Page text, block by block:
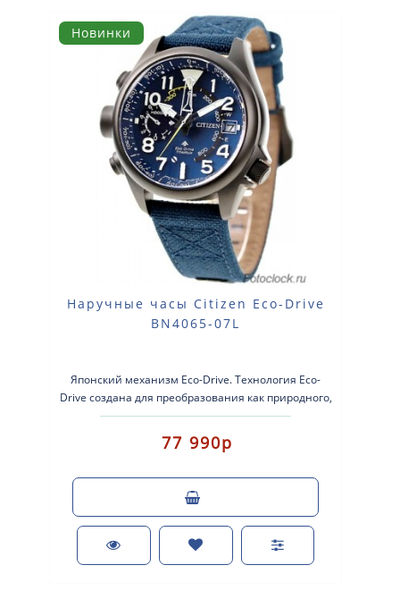
Новинки
Наручные часы Citizen Eco-Drive
BN4065-07L
Японский механизм Eco-Drive. Технология Eco-
Drive создана для преобразования как природного,
так и искусственного света в энер..
77 990р